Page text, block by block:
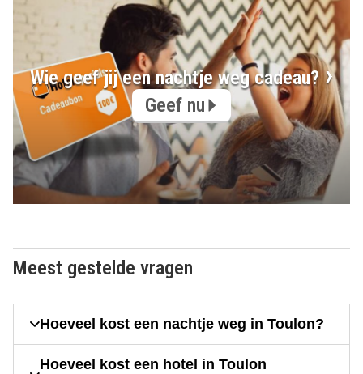
Wie geef jij een nachtje weg cadeau?
Geef nu
Meest gestelde vragen
Hoeveel kost een nachtje weg in Toulon?
Hoeveel kost een hotel in Toulon